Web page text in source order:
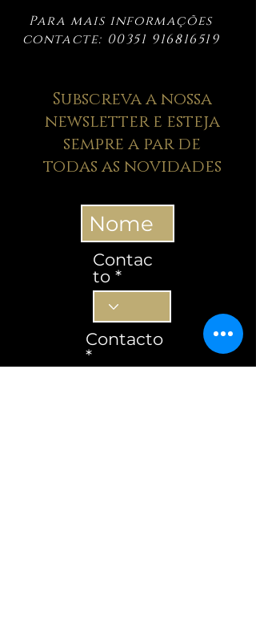
Para mais informações
contacte: 00351 916816519
Subscreva a nossa
newsletter e esteja
sempre a par de
todas as novidades
Contac
to
Contacto